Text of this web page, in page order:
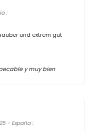
:
und extrem gut
y muy bien
- España :